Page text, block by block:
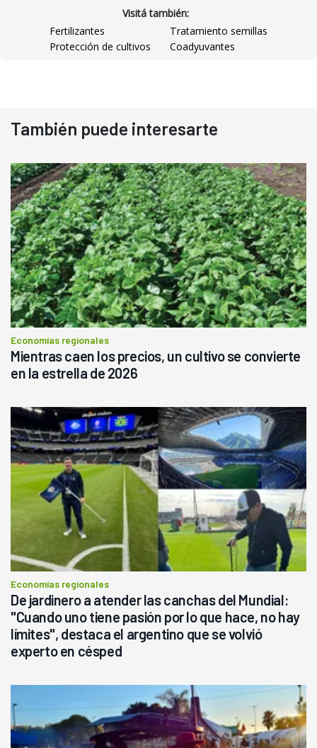
Visitá también:
Fertilizantes
Tratamiento semillas
Protección de cultivos
Coadyuvantes
También puede interesarte
Economías regionales
Mientras caen los precios, un cultivo se convierte
en la estrella de 2026
Economías regionales
De jardinero a atender las canchas del Mundial:
"Cuando uno tiene pasión por lo que hace, no hay
límites", destaca el argentino que se volvió
experto en césped